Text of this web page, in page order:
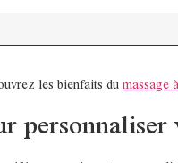
les bienfaits dumassage